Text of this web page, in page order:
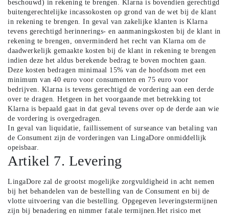
beschouwd) in rekening te brengen. Klarna is bovendien gerechtigd
buitengerechtelijke incassokosten op grond van de wet bij de klant
in rekening te brengen. In geval van zakelijke klanten is Klarna
tevens gerechtigd herinnerings- en aanmaningskosten bij de klant in
rekening te brengen, onverminderd het recht van Klarna om de
daadwerkelijk gemaakte kosten bij de klant in rekening te brengen
indien deze het aldus berekende bedrag te boven mochten gaan.
Deze kosten bedragen minimaal 15% van de hoofdsom met een
minimum van 40 euro voor consumenten en 75 euro voor
bedrijven. Klarna is tevens gerechtigd de vordering aan een derde
over te dragen. Hetgeen in het voorgaande met betrekking tot
Klarna is bepaald gaat in dat geval tevens over op de derde aan wie
de vordering is overgedragen.
In geval van liquidatie, faillissement of surseance van betaling van
de Consument zijn de vorderingen van LingaDore onmiddellijk
opeisbaar.
Artikel 7. Levering
LingaDore zal de grootst mogelijke zorgvuldigheid in acht nemen
bij het behandelen van de bestelling van de Consument en bij de
vlotte uitvoering van die bestelling. Opgegeven leveringstermijnen
zijn bij benadering en nimmer fatale termijnen.Het risico met